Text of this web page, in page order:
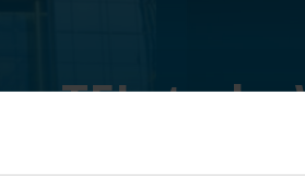
TEI study: